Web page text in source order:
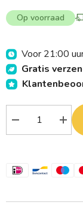
Op voorraad
Voor 21:00
Gratis
Verlaag
aantal
extremeglide
aantal